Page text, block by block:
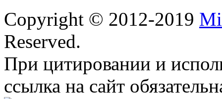
Copyright © 2012-2019
Reserved.
При цитировании и
ссылка на сайт